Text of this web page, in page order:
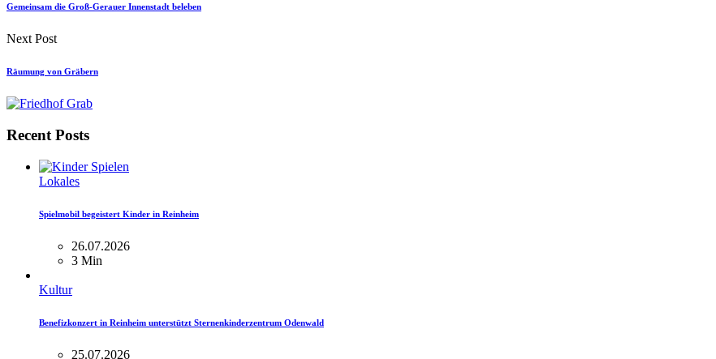
Gemeinsam die Groß-Gerauer Innenstadt beleben
Next Post
Räumung von Gräbern
Recent Posts
Lokales
Spielmobil begeistert Kinder in Reinheim
26.07.2026
3 Min
Kultur
Benefizkonzert in Reinheim unterstützt Sternenkinderzentrum Odenwald
25.07.2026